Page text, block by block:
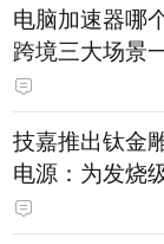
电脑加速器哪
跨境三大场景
技嘉推出钛金
电源：为发烧
打造旗舰供电方